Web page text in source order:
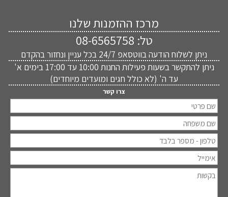
מרכז ההזמנות שלנו
טל: 08-6565758
ניתן לשלוח הודעה בווטסאפ 24/7 בכל עניין ונחזור בהקדם
ניתן להתקשר בשעות פעילות החנות 10:00 עד 17:00 בימים א'
עד ה' (לא כולל חגים ומועדים מיוחדים)
צרו קשר